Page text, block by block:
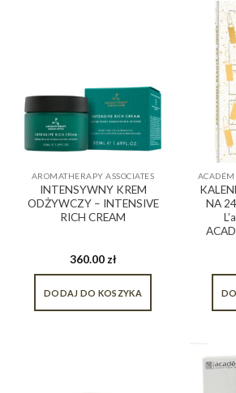
AROMATHERAPY ASSOCIATES
INTENSYWNY KREM
ODŻYWCZY – INTENSIVE
RICH CREAM
360.00zł
DODAJ DO KOSZYKA
NA